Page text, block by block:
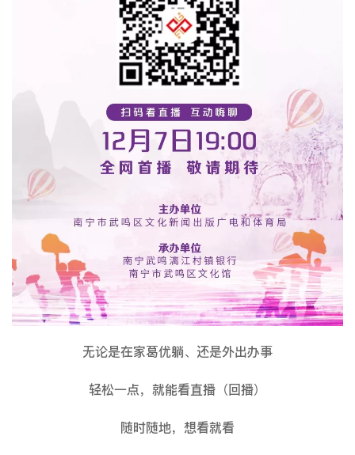
无论是在家葛优躺、还是外出办事
轻松一点，就能看直播（回播）
随时随地，想看就看